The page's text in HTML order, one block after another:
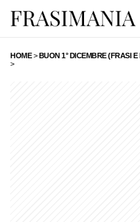
HOME>BUON 1° DICEMBRE (FRASI
>